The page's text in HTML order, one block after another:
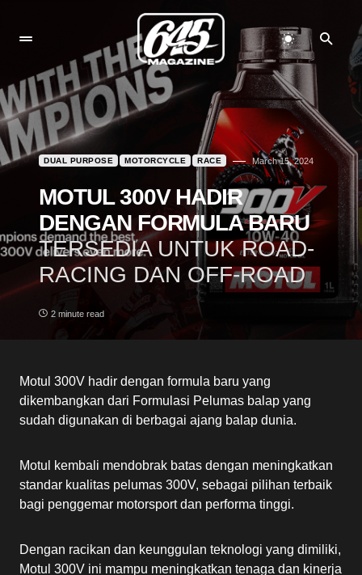
DUAL PURPOSE MOTORCYCLE RACE March 15, 2024
MOTUL 300V HADIR
DENGAN FORMULA BARU
TERSEDIA UNTUK ROAD-
RACING DAN OFF-ROAD
2 minute read
Motul 300V hadir dengan formula baru yang
dikembangkan dari Formulasi Pelumas balap yang
sudah digunakan di berbagai ajang balap dunia.
Motul kembali mendobrak batas dengan meningkatkan
standar kualitas pelumas 300V, sebagai pilihan terbaik
bagi penggemar motorsport dan performa tinggi.
Dengan racikan dan keunggulan teknologi yang dimiliki,
Motul 300V ini mampu meningkatkan tenaga dan kinerja